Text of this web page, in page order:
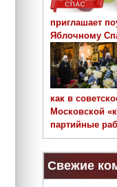
приглашает
Яблочному
как в
Московской
партийные
Свежие